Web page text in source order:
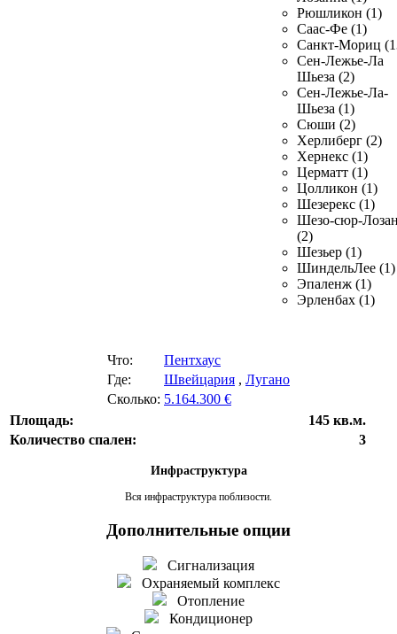
Рюшликон (1)
Саас-Фе (1)
Санкт-Мориц
Сен-Лежье-Ла
Шьеза (2)
Сен-Лежье-Ла-
Шьеза (1)
Сюши (2)
Херлиберг (2)
Хернекс (1)
Церматт (1)
Цолликон (1)
Шезерекс (1)
Шезо-сюр-
(2)
Шезьер (1)
ШиндельЛее (1)
Эпаленж (1)
Эрленбах (1)
Что:
Пентхаус
Где:
Швейцария , Лугано
Сколько: 5.164.300 €
Площадь:
145 кв.м.
Количество спален:
3
Инфраструктура
Вся инфраструктура поблизости.
Дополнительные опции
Сигнализация
Охраняемый комплекс
Отопление
Кондиционер